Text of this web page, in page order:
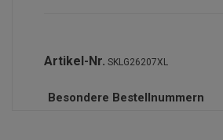
Artikel-Nr. SKLG26207XL
Besondere Bestellnummern